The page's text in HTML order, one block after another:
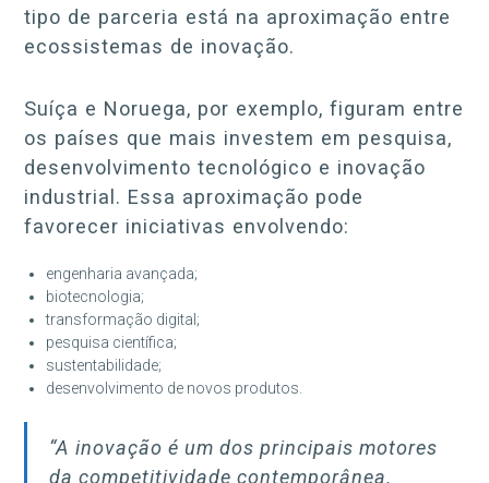
tipo de parceria está na aproximação entre
ecossistemas de inovação.
Suíça e Noruega, por exemplo, figuram entre
os países que mais investem em pesquisa,
desenvolvimento tecnológico e inovação
industrial. Essa aproximação pode
favorecer iniciativas envolvendo:
engenharia avançada;
biotecnologia;
transformação digital;
pesquisa científica;
sustentabilidade;
desenvolvimento de novos produtos.
“A inovação é um dos principais motores
da competitividade contemporânea.